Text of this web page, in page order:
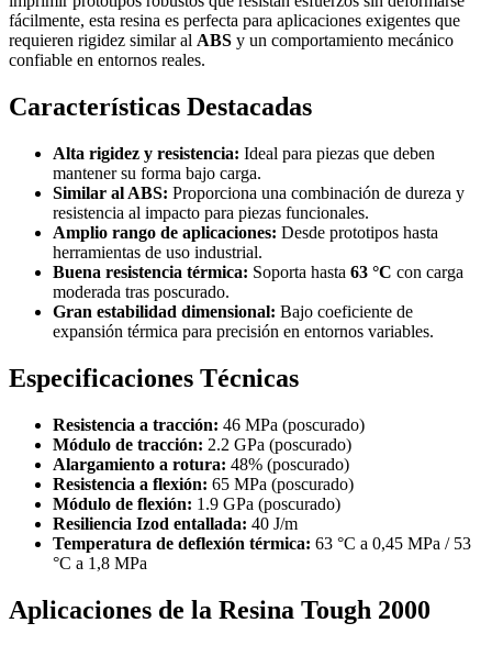
fácilmente, esta resina es perfecta para aplicaciones exigentes que
requieren rigidez similar al ABS y un comportamiento mecánico
confiable en entornos reales.
Características Destacadas
Alta rigidez y resistencia: Ideal para piezas que deben
mantener su forma bajo carga.
Similar al ABS: Proporciona una combinación de dureza y
resistencia al impacto para piezas funcionales.
Amplio rango de aplicaciones: Desde prototipos hasta
herramientas de uso industrial.
Buena resistencia térmica: Soporta hasta 63 °C con carga
moderada tras poscurado.
Gran estabilidad dimensional: Bajo coeficiente de
expansión térmica para precisión en entornos variables.
Especificaciones Técnicas
Resistencia a tracción: 46 MPa (poscurado)
Módulo de tracción: 2.2 GPa (poscurado)
Alargamiento a rotura: 48% (poscurado)
Resistencia a flexión: 65 MPa (poscurado)
Módulo de flexión: 1.9 GPa (poscurado)
Resiliencia Izod entallada: 40 J/m
Temperatura de deflexión térmica: 63 °C a 0,45 MPa / 53
°C a 1,8 MPa
Aplicaciones de la Resina Tough 2000